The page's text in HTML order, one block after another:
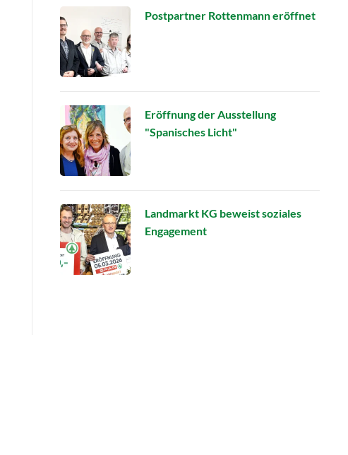
Postpartner Rottenmann eröffnet
Eröffnung der Ausstellung
"Spanisches Licht"
Landmarkt KG beweist soziales
Engagement